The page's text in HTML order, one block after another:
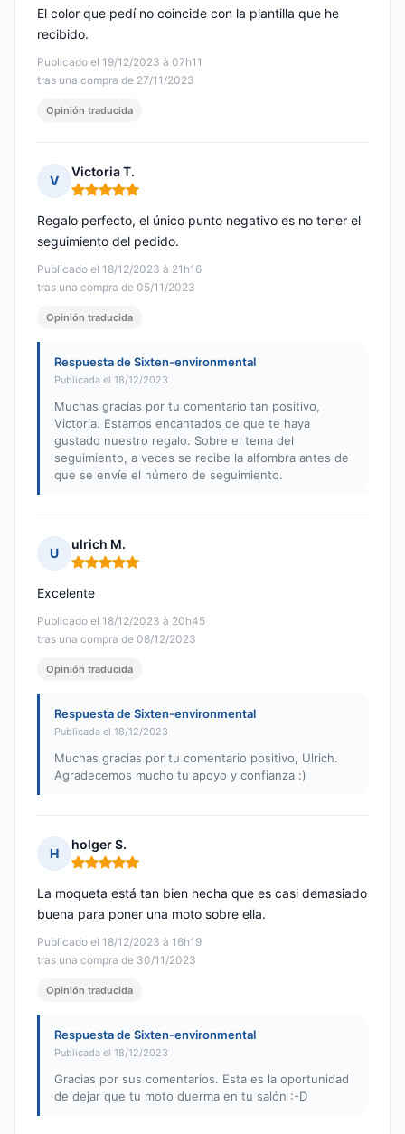
Publicado el 19/12/2023 à 07h11
tras una compra de 27/11/2023
El color que pedí no coincide con la plantilla que he
recibido.
Opinión traducida
V
Victoria T.
Nota: 5 de 5
Publicado el 18/12/2023 à 21h16
tras una compra de 05/11/2023
Regalo perfecto, el único punto negativo es no tener el
seguimiento del pedido.
Opinión traducida
Respuesta de Sixten-environmental
Publicada el 18/12/2023
Muchas gracias por tu comentario tan positivo,
Victoria. Estamos encantados de que te haya
gustado nuestro regalo. Sobre el tema del
seguimiento, a veces se recibe la alfombra antes de
que se envíe el número de seguimiento.
U
ulrich M.
Nota: 5 de 5
Publicado el 18/12/2023 à 20h45
tras una compra de 08/12/2023
Excelente
Opinión traducida
Respuesta de Sixten-environmental
Publicada el 18/12/2023
Muchas gracias por tu comentario positivo, Ulrich.
Agradecemos mucho tu apoyo y confianza :)
H
holger S.
Nota: 5 de 5
Publicado el 18/12/2023 à 16h19
tras una compra de 30/11/2023
La moqueta está tan bien hecha que es casi demasiado
buena para poner una moto sobre ella.
Opinión traducida
Respuesta de Sixten-environmental
Publicada el 18/12/2023
Gracias por sus comentarios. Esta es la oportunidad
de dejar que tu moto duerma en tu salón :-D